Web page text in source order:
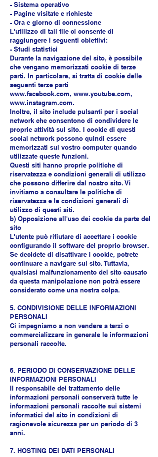
- Sistema operativo
- Pagine visitate e richieste
- Ora e giorno di connessione
L'utilizzo di tali file ci consente di
raggiungere i seguenti obiettivi:
- Studi statistici
Durante la navigazione del sito, è possibile
che vengano memorizzati cookie di terze
parti. In particolare, si tratta di cookie delle
seguenti terze parti
www.facebook.com, www.youtube.com,
www.instagram.com.
Inoltre, il sito include pulsanti per i social
network che consentono di condividere le
proprie attività sul sito. I cookie di questi
social network possono quindi essere
memorizzati sul vostro computer quando
utilizzate queste funzioni.
Questi siti hanno proprie politiche di
riservatezza e condizioni generali di utilizzo
che possono differire dal nostro sito. Vi
invitiamo a consultare le politiche di
riservatezza e le condizioni generali di
utilizzo di questi siti.
b) Opposizione all'uso dei cookie da parte del
sito
L'utente può rifiutare di accettare i cookie
configurando il software del proprio browser.
Se decidete di disattivare i cookie, potrete
continuare a navigare sul sito. Tuttavia,
qualsiasi malfunzionamento del sito causato
da questa manipolazione non potrà essere
considerato come una nostra colpa.
5. CONDIVISIONE DELLE INFORMAZIONI
PERSONALI
Ci impegniamo a non vendere a terzi o
commercializzare in generale le informazioni
personali raccolte.
6. PERIODO DI CONSERVAZIONE DELLE
INFORMAZIONI PERSONALI
Il responsabile del trattamento delle
informazioni personali conserverà tutte le
informazioni personali raccolte sui sistemi
informatici del sito in condizioni di
ragionevole sicurezza per un periodo di 3
anni.
7. HOSTING DEI DATI PERSONALI